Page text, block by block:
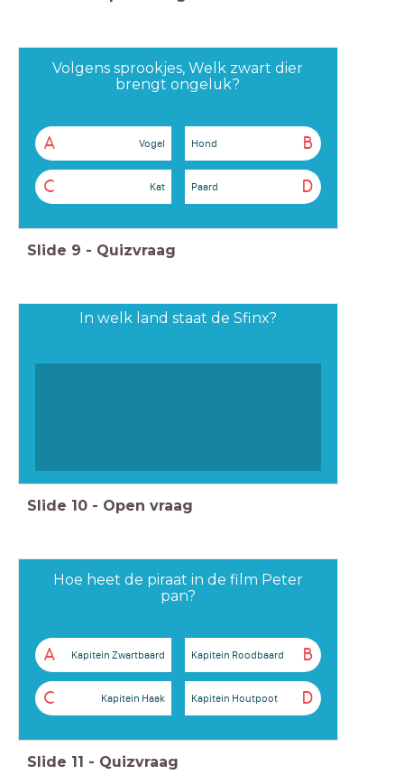
Volgens sprookjes, Welk zwart dier
brengt ongeluk?
A Vogel B
Hond
C Kat D
Paard
Slide 9 - Quizvraag
In welk land staat de Sfinx?
Slide 10 - Open vraag
Hoe heet de piraat in de film Peter
pan?
A Kapitein Zwartbaard B
Kapitein Roodbaard
C Kapitein Haak D
Kapitein Houtpoot
Slide 11 - Quizvraag